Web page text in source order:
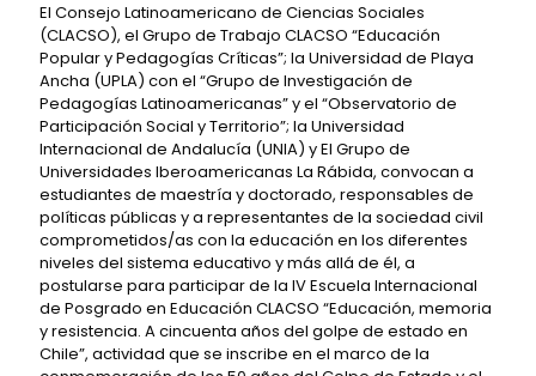
El Consejo Latinoamericano de Ciencias Sociales
(CLACSO), el Grupo de Trabajo CLACSO “Educación
Popular y Pedagogías Críticas”; la Universidad de Playa
Ancha (UPLA) con el “Grupo de Investigación de
Pedagogías Latinoamericanas” y el “Observatorio de
Participación Social y Territorio”; la Universidad
Internacional de Andalucía (UNIA) y El Grupo de
Universidades Iberoamericanas La Rábida, convocan a
estudiantes de maestría y doctorado, responsables de
políticas públicas y a representantes de la sociedad civil
comprometidos/as con la educación en los diferentes
niveles del sistema educativo y más allá de él, a
postularse para participar de la IV Escuela Internacional
de Posgrado en Educación CLACSO “Educación, memoria
y resistencia. A cincuenta años del golpe de estado en
Chile”, actividad que se inscribe en el marco de la